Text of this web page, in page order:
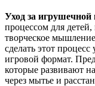
Уход за игрушечной
процессом для
творческое
сделать этот
игровой формат.
которые развивают
через мытье и